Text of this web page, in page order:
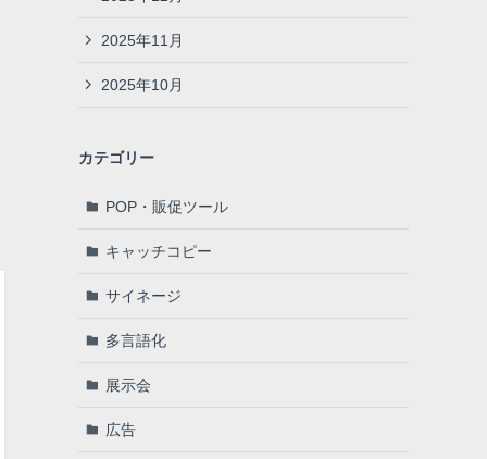
2025年11月
2025年10月
カテゴリー
POP・販促ツール
キャッチコピー
サイネージ
多言語化
展示会
広告